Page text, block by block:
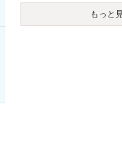
もっと